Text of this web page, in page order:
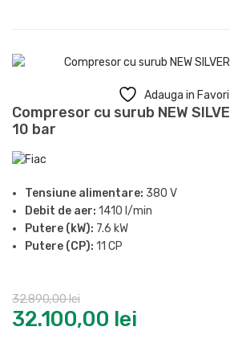
Adauga in
Compresor cu surub NEW
10 bar
Tensiune alimentare: 380 V
Debit de aer: 1410 l/min
Putere (kW): 7.6 kW
Putere (CP): 11 CP
Nivel de zgomot (LpA, la 4m):
Grad de protectie:IP54
32.100,00 lei
32.890,00lei